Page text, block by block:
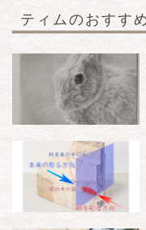
ティムのおすす